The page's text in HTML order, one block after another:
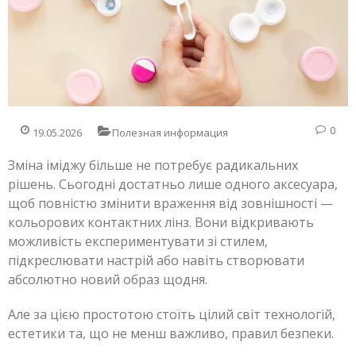
19.05.2026 Полезная информация 0
Зміна іміджу більше не потребує радикальних
рішень. Сьогодні достатньо лише одного аксесуара,
щоб повністю змінити враження від зовнішності —
кольорових контактних лінз. Вони відкривають
можливість експериментувати зі стилем,
підкреслювати настрій або навіть створювати
абсолютно новий образ щодня.
Але за цією простотою стоїть цілий світ технологій,
естетики та, що не менш важливо, правил безпеки.